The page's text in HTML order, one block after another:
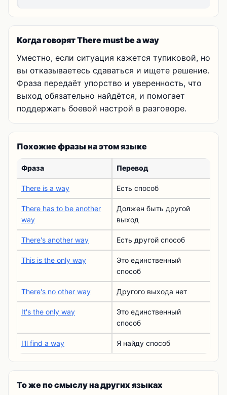
Когда говорят There must be a way
Уместно, если ситуация кажется тупиковой, но
вы отказываетесь сдаваться и ищете решение.
Фраза передаёт упорство и уверенность, что
выход обязательно найдётся, и помогает
поддержать боевой настрой в разговоре.
Похожие фразы на этом языке
Фраза Перевод
There is a way Есть способ
There has to be another
way
Должен быть другой
выход
There's another way Есть другой способ
This is the only way
Это единственный
способ
There's no other way Другого выхода нет
It's the only way
Это единственный
способ
I'll find a way Я найду способ
То же по смыслу на других языках